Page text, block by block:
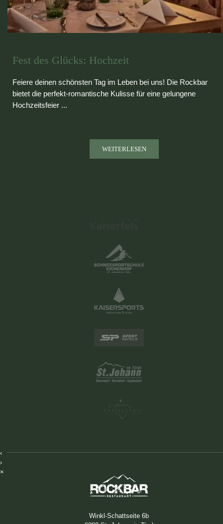
Fest des Glücks: Hochzeit
Feiere deinen schönsten Tag im Leben bei uns! Die Rockbar
bietet die perfekt-romantische Kulisse für eine gelungene
Hochzeitsfeier ...
WEITERLESEN
Winkl-Schattseite 6b
‹
›
×